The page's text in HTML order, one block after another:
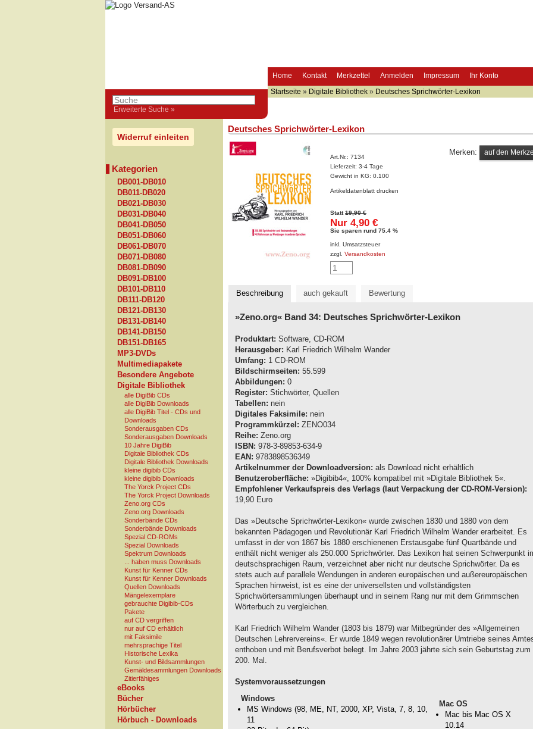
Home Kontakt Merkzettel Anmelden Impressum Ihr Konto
Erweiterte Suche »
Startseite » Digitale Bibliothek » Deutsches Sprichwörter-Lexikon
Widerruf einleiten
Kategorien
DB001-DB010
DB011-DB020
DB021-DB030
DB031-DB040
DB041-DB050
DB051-DB060
DB061-DB070
DB071-DB080
DB081-DB090
DB091-DB100
DB101-DB110
DB111-DB120
DB121-DB130
DB131-DB140
DB141-DB150
DB151-DB165
MP3-DVDs
Multimediapakete
Besondere Angebote
Digitale Bibliothek
alle DigiBib CDs
alle DigiBib Downloads
alle DigiBib Titel - CDs und
Downloads
Sonderausgaben CDs
Sonderausgaben Downloads
10 Jahre DigiBib
Digitale Bibliothek CDs
Digitale Bibliothek Downloads
kleine digibib CDs
kleine digibib Downloads
The Yorck Project CDs
The Yorck Project Downloads
Zeno.org CDs
Zeno.org Downloads
Sonderbände CDs
Sonderbände Downloads
Spezial CD-ROMs
Spezial Downloads
Spektrum Downloads
... haben muss Downloads
Kunst für Kenner CDs
Kunst für Kenner Downloads
Quellen Downloads
Mängelexemplare
gebrauchte Digibib-CDs
Pakete
auf CD vergriffen
nur auf CD erhältlich
mit Faksimile
mehrsprachige Titel
Historische Lexika
Kunst- und Bildsammlungen
Gemäldesammlungen Downloads
Zitierfähiges
eBooks
Bücher
Hörbücher
Hörbuch - Downloads
Deutsches Sprichwörter-Lexikon
Art.Nr.: 7134
Lieferzeit: 3-4 Tage
Gewicht in KG: 0.100
Artikeldatenblatt drucken
Statt19,90 €
Nur 4,90 €
Sie sparen rund 75.4 %
inkl. Umsatzsteuer
zzgl. Versandkosten
Merken:
Beschreibung auch gekauft Bewertung
»Zeno.org« Band 34: Deutsches Sprichwörter-Lexikon
Produktart: Software, CD-ROM
Herausgeber: Karl Friedrich Wilhelm Wander
Umfang: 1 CD-ROM
Bildschirmseiten: 55.599
Abbildungen: 0
Register: Stichwörter, Quellen
Tabellen: nein
Digitales Faksimile: nein
Programmkürzel: ZENO034
Reihe: Zeno.org
ISBN: 978-3-89853-634-9
EAN: 9783898536349
Artikelnummer der Downloadversion: als Download nicht erhältlich
Benutzeroberfläche: »Digibib4«, 100% kompatibel mit »Digitale Bibliothek 5«.
Empfohlener Verkaufspreis des Verlags (laut Verpackung der CD-ROM-Version):
19,90 Euro
Das »Deutsche Sprichwörter-Lexikon« wurde zwischen 1830 und 1880 von dem
bekannten Pädagogen und Revolutionär Karl Friedrich Wilhelm Wander erarbeitet. Es
umfasst in der von 1867 bis 1880 erschienenen Erstausgabe fünf Quartbände und
enthält nicht weniger als 250.000 Sprichwörter. Das Lexikon hat seinen Schwerpunkt
deutschsprachigen Raum, verzeichnet aber nicht nur deutsche Sprichwörter. Da es
stets auch auf parallele Wendungen in anderen europäischen und außereuropäischen
Sprachen hinweist, ist es eine der universellsten und vollständigsten
Sprichwörtersammlungen überhaupt und in seinem Rang nur mit dem Grimmschen
Wörterbuch zu vergleichen.
Karl Friedrich Wilhelm Wander (1803 bis 1879) war Mitbegründer des »Allgemeinen
Deutschen Lehrervereins«. Er wurde 1849 wegen revolutionärer Umtriebe seines
enthoben und mit Berufsverbot belegt. Im Jahre 2003 jährte sich sein Geburtstag zum
200. Mal.
Systemvoraussetzungen
Windows
MS Windows (98, ME, NT, 2000, XP, Vista, 7, 8, 10,
11
Mac OS
Mac bis Mac OS X
10.14